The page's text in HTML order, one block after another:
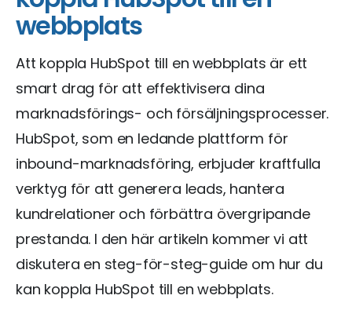
webbplats
Att koppla HubSpot till en webbplats är ett
smart drag för att effektivisera dina
marknadsförings- och försäljningsprocesser.
HubSpot, som en ledande plattform för
inbound-marknadsföring, erbjuder kraftfulla
verktyg för att generera leads, hantera
kundrelationer och förbättra övergripande
prestanda. I den här artikeln kommer vi att
diskutera en steg-för-steg-guide om hur du
kan koppla HubSpot till en webbplats.